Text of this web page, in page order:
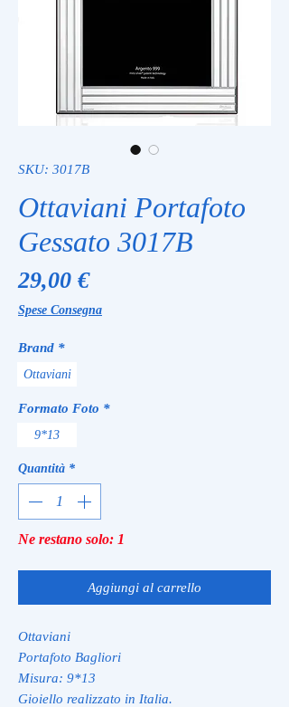
SKU: 3017B
Ottaviani Portafoto
Gessato 3017B
29,00 €Prezzo
Spese Consegna
Brand *
Ottaviani
Formato Foto *
9*13
Quantità *
Ne restano solo: 1
Aggiungi al carrello
Ottaviani
Portafoto Bagliori
Misura: 9*13
Gioiello realizzato in Italia.